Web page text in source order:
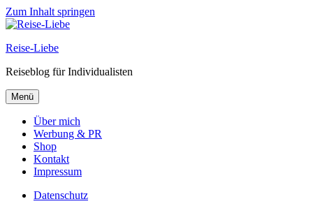
Zum Inhalt springen
Reise-Liebe
Reiseblog für Individualisten
Menü
Über mich
Werbung & PR
Shop
Kontakt
Impressum
Datenschutz